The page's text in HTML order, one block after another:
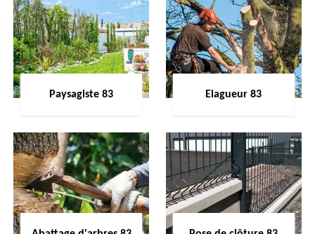
Paysagiste 83 Elagueur 83